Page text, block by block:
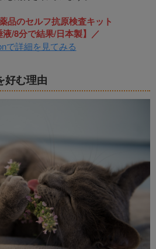
品のセルフ抗原検査キット
/8分で結果/日本製】／
で詳細を見てみる
好む理由